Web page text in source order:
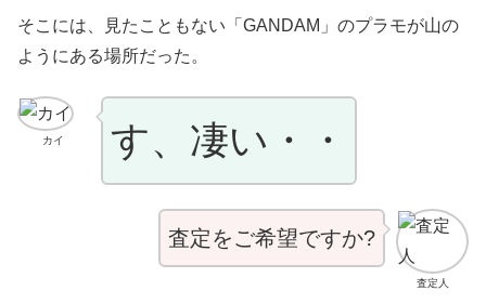
そこには、見たこともない「GANDAM」のプラモが山の
ようにある場所だった。
カイ す、凄い・・
査定人
査定をご希望ですか?